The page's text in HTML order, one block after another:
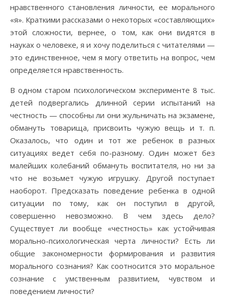
нравственного становления личности, ее морального
«я». Краткими рассказами о некоторых «составляющих»
этой сложности, вернее, о том, как они видятся в
науках о человеке, я и хочу поделиться с читателями —
это единственное, чем я могу ответить на вопрос, чем
определяется нравственность.
В одном старом психологическом эксперименте 8 тыс.
детей подвергались длинной серии испытаний на
честность — способны ли они жульничать на экзамене,
обмануть товарища, присвоить чужую вещь и т. п.
Оказалось, что один и тот же ребенок в разных
ситуациях ведет себя по-разному. Один может без
малейших колебаний обмануть воспитателя, но ни за
что не возьмет чужую игрушку. Другой поступает
наоборот. Предсказать поведение ребенка в одной
ситуации по тому, как он поступил в другой,
совершенно невозможно. В чем здесь дело?
Существует ли вообще «честность» как устойчивая
морально-психологическая черта личности? Есть ли
общие закономерности формирования и развития
морального сознания? Как соотносится это моральное
сознание с умственным развитием, чувством и
поведением личности?